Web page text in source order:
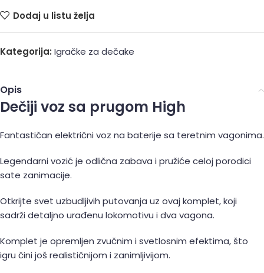
Dodaj u listu želja
Kategorija: Igračke za dečake
Opis
Dečiji voz sa prugom High
Fantastičan električni voz na baterije sa teretnim vagonima.
Legendarni vozić je odlična zabava i pružiće celoj porodici
sate zanimacije.
Otkrijte svet uzbudljivih putovanja uz ovaj komplet, koji
sadrži detaljno urađenu lokomotivu i dva vagona.
Komplet je opremljen zvučnim i svetlosnim efektima, što
igru čini još realističnijom i zanimljivijom.